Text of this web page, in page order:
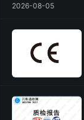
2026-08-05